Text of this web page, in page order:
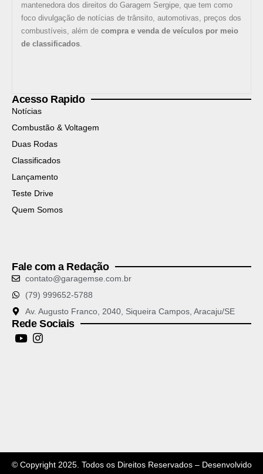
mantenedora dos direitos do Garagem Sergipe, que tem como
foco divulgação de notícias de trânsito, automotivas, preços dos
combustíveis, além de compra e venda de veículos por meio
de classificados.
Acesso Rapido
Notícias
Combustão & Voltagem
Duas Rodas
Classificados
Lançamento
Teste Drive
Quem Somos
Fale com a Redação
contato@garagemse.com.br
(79) 999652-5788
Av. Augusto Franco, 2040, Siqueira Campos, Aracaju/SE
Rede Sociais
© Copyright 2025. Todos os Direitos Reservados – Desenvolvido